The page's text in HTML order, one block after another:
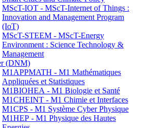
MScT-IOT - MScT-Internet of Things :
Innovation and Management Program
(IoT)
MScT-STEEM - MScT-Energy
Environment : Science Technology &
Management
(DNM)
M1APPMATH - M1 Mathématiques
Appliquées et Statistiques
M1BIOHEA - M1 Biologie et Santé
M1CHEINT - M1 Chimie et Interfaces
M1CPS - M1 Système Cyber Physique
M1HEP - M1 Physique des Hautes